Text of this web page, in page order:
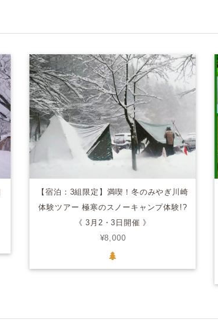
【宿泊：3組限定】満喫！冬のみやぎ川崎
体験ツアー 極寒のスノーキャンプ体験!?
《 3月2・3日開催 》
¥8,000